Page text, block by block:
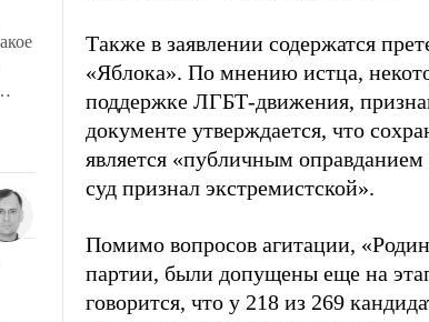
Также в заявлении содержатся
«Яблока». По мнению истца,
поддержке ЛГБТ-движения,
документе утверждается, что
является «публичным
суд признал экстремистской».
Помимо вопросов агитации,
партии, были допущены еще на
говорится, что у 218 из 269